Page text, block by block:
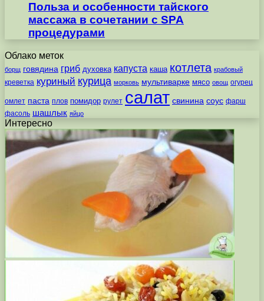
Польза и особенности тайского
массажа в сочетании с SPA
процедурами
Облако меток
борщ говядина гриб духовка капуста каша котлета крабовый
креветка куриный курица морковь мультиварке мясо овощ огурец
омлет паста плов помидор рулет салат свинина соус фарш
фасоль шашлык яйцо
Интересно